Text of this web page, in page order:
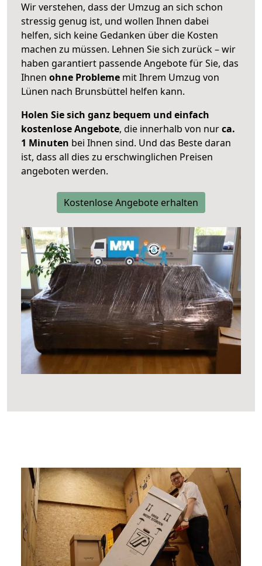
Wir verstehen, dass der Umzug an sich schon
stressig genug ist, und wollen Ihnen dabei
helfen, sich keine Gedanken über die Kosten
machen zu müssen. Lehnen Sie sich zurück – wir
haben garantiert passende Angebote für Sie, das
Ihnen ohne Probleme mit Ihrem Umzug von
Lünen nach Brunsbüttel helfen kann.
Holen Sie sich ganz bequem und einfach
kostenlose Angebote, die innerhalb von nurca.
1 Minuten bei Ihnen sind. Und das Beste daran
ist, dass all dies zu erschwinglichen Preisen
angeboten werden.
Kostenlose Angebote erhalten